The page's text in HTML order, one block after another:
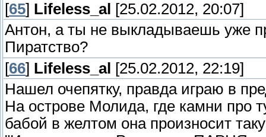
[65] Lifeless_al
[25.02.2012, 20:07]
Антон, а ты не выкладываешь уже
Пиратство?
[66] Lifeless_al
[25.02.2012, 22:19]
Нашел очепятку, правда играю в
На острове Молида, где камни про
бабой в желтом она произносит